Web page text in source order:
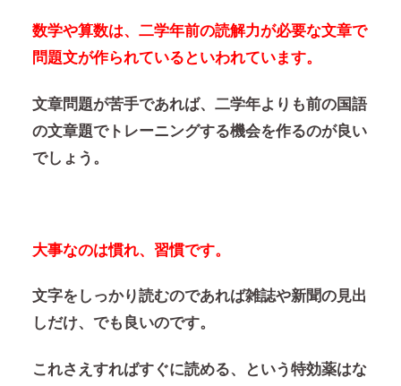
数学や算数は、二学年前の読解力が必要な文章で
問題文が作られているといわれています。
文章問題が苦手であれば、 二学年よりも前の国語
の文章題でトレーニングする機会を作るのが良い
でしょう。
大事なのは慣れ、習慣です。
文字をしっかり読むのであれば雑誌や新聞の見出
しだけ、でも良いのです。
これさえすればすぐに読める、という特効薬はな